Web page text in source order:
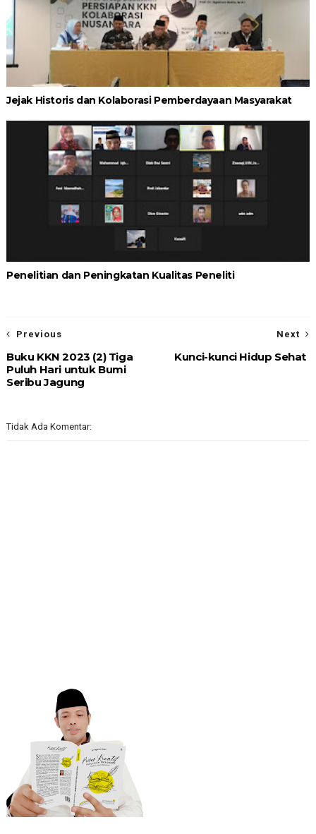
Jejak Historis dan Kolaborasi Pemberdayaan Masyarakat
Penelitian dan Peningkatan Kualitas Peneliti
Next
Kunci-kunci Hidup Sehat
Previous
Buku KKN 2023 (2) Tiga
Puluh Hari untuk Bumi
Seribu Jagung
Tidak Ada Komentar: